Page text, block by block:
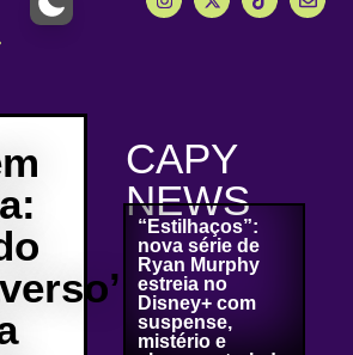
CAPY
NEWS
“Estilhaços”:
nova série de
Ryan Murphy
estreia no
Disney+ com
suspense,
mistério e
de ferramentas